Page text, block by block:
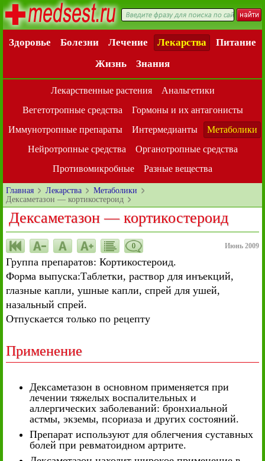
Здоровье Болезни Лечение Лекарства
Питание
Жизнь
Знания
Лекарственные растения
Анальгетики
Вегетотропные средства
Гормоны и их антагонисты
Иммунотропные препараты
Интермедианты
Метаболики
Нейротропные средства
Органотропные средства
Противомикробные
Разные вещества
Главная Лекарства
Метаболики
Дексаметазон — кортикостероид
Дексаметазон — кортикостероид
0 Июнь 2009
Группа препаратов: Кортикостероид.
Форма выпуска:Таблетки, раствор для инъекций,
глазные капли, ушные капли, спрей для ушей,
назальный спрей.
Отпускается только по рецепту
Применение
Дексаметазон в основном применяется при
лечении тяжелых воспалительных и
аллергических заболеваний: бронхиальной
астмы, экземы, псориаза и других состояний.
Препарат используют для облегчения суставных
болей при ревматоидном артрите.